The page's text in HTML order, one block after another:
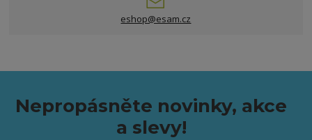
eshop@esam.cz
Nepropásněte novinky, akce
a slevy!